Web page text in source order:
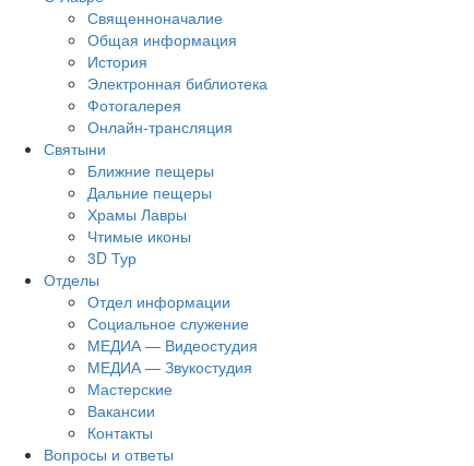
Священноначалие
Общая информация
История
Электронная библиотека
Фотогалерея
Онлайн-трансляция
Святыни
Ближние пещеры
Дальние пещеры
Храмы Лавры
Чтимые иконы
3D Тур
Отделы
Отдел информации
Социальное служение
МЕДИА — Видеостудия
МЕДИА — Звукостудия
Мастерские
Вакансии
Контакты
Вопросы и ответы